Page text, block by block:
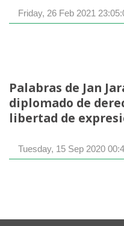
Friday, 26 Feb 2021
Palabras de Jan
diplomado de
libertad de
Tuesday, 15 Sep 2020